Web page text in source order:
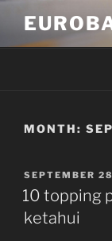
content
MONTH:
POSTED
ON
SEPTEMBER
10 topping
ketahui